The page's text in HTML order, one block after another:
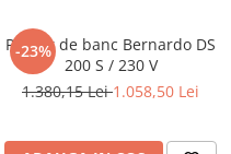
-23%
Polizor de banc Bernardo DS
200 S / 230 V
1.380,15 Lei1.058,50 Lei